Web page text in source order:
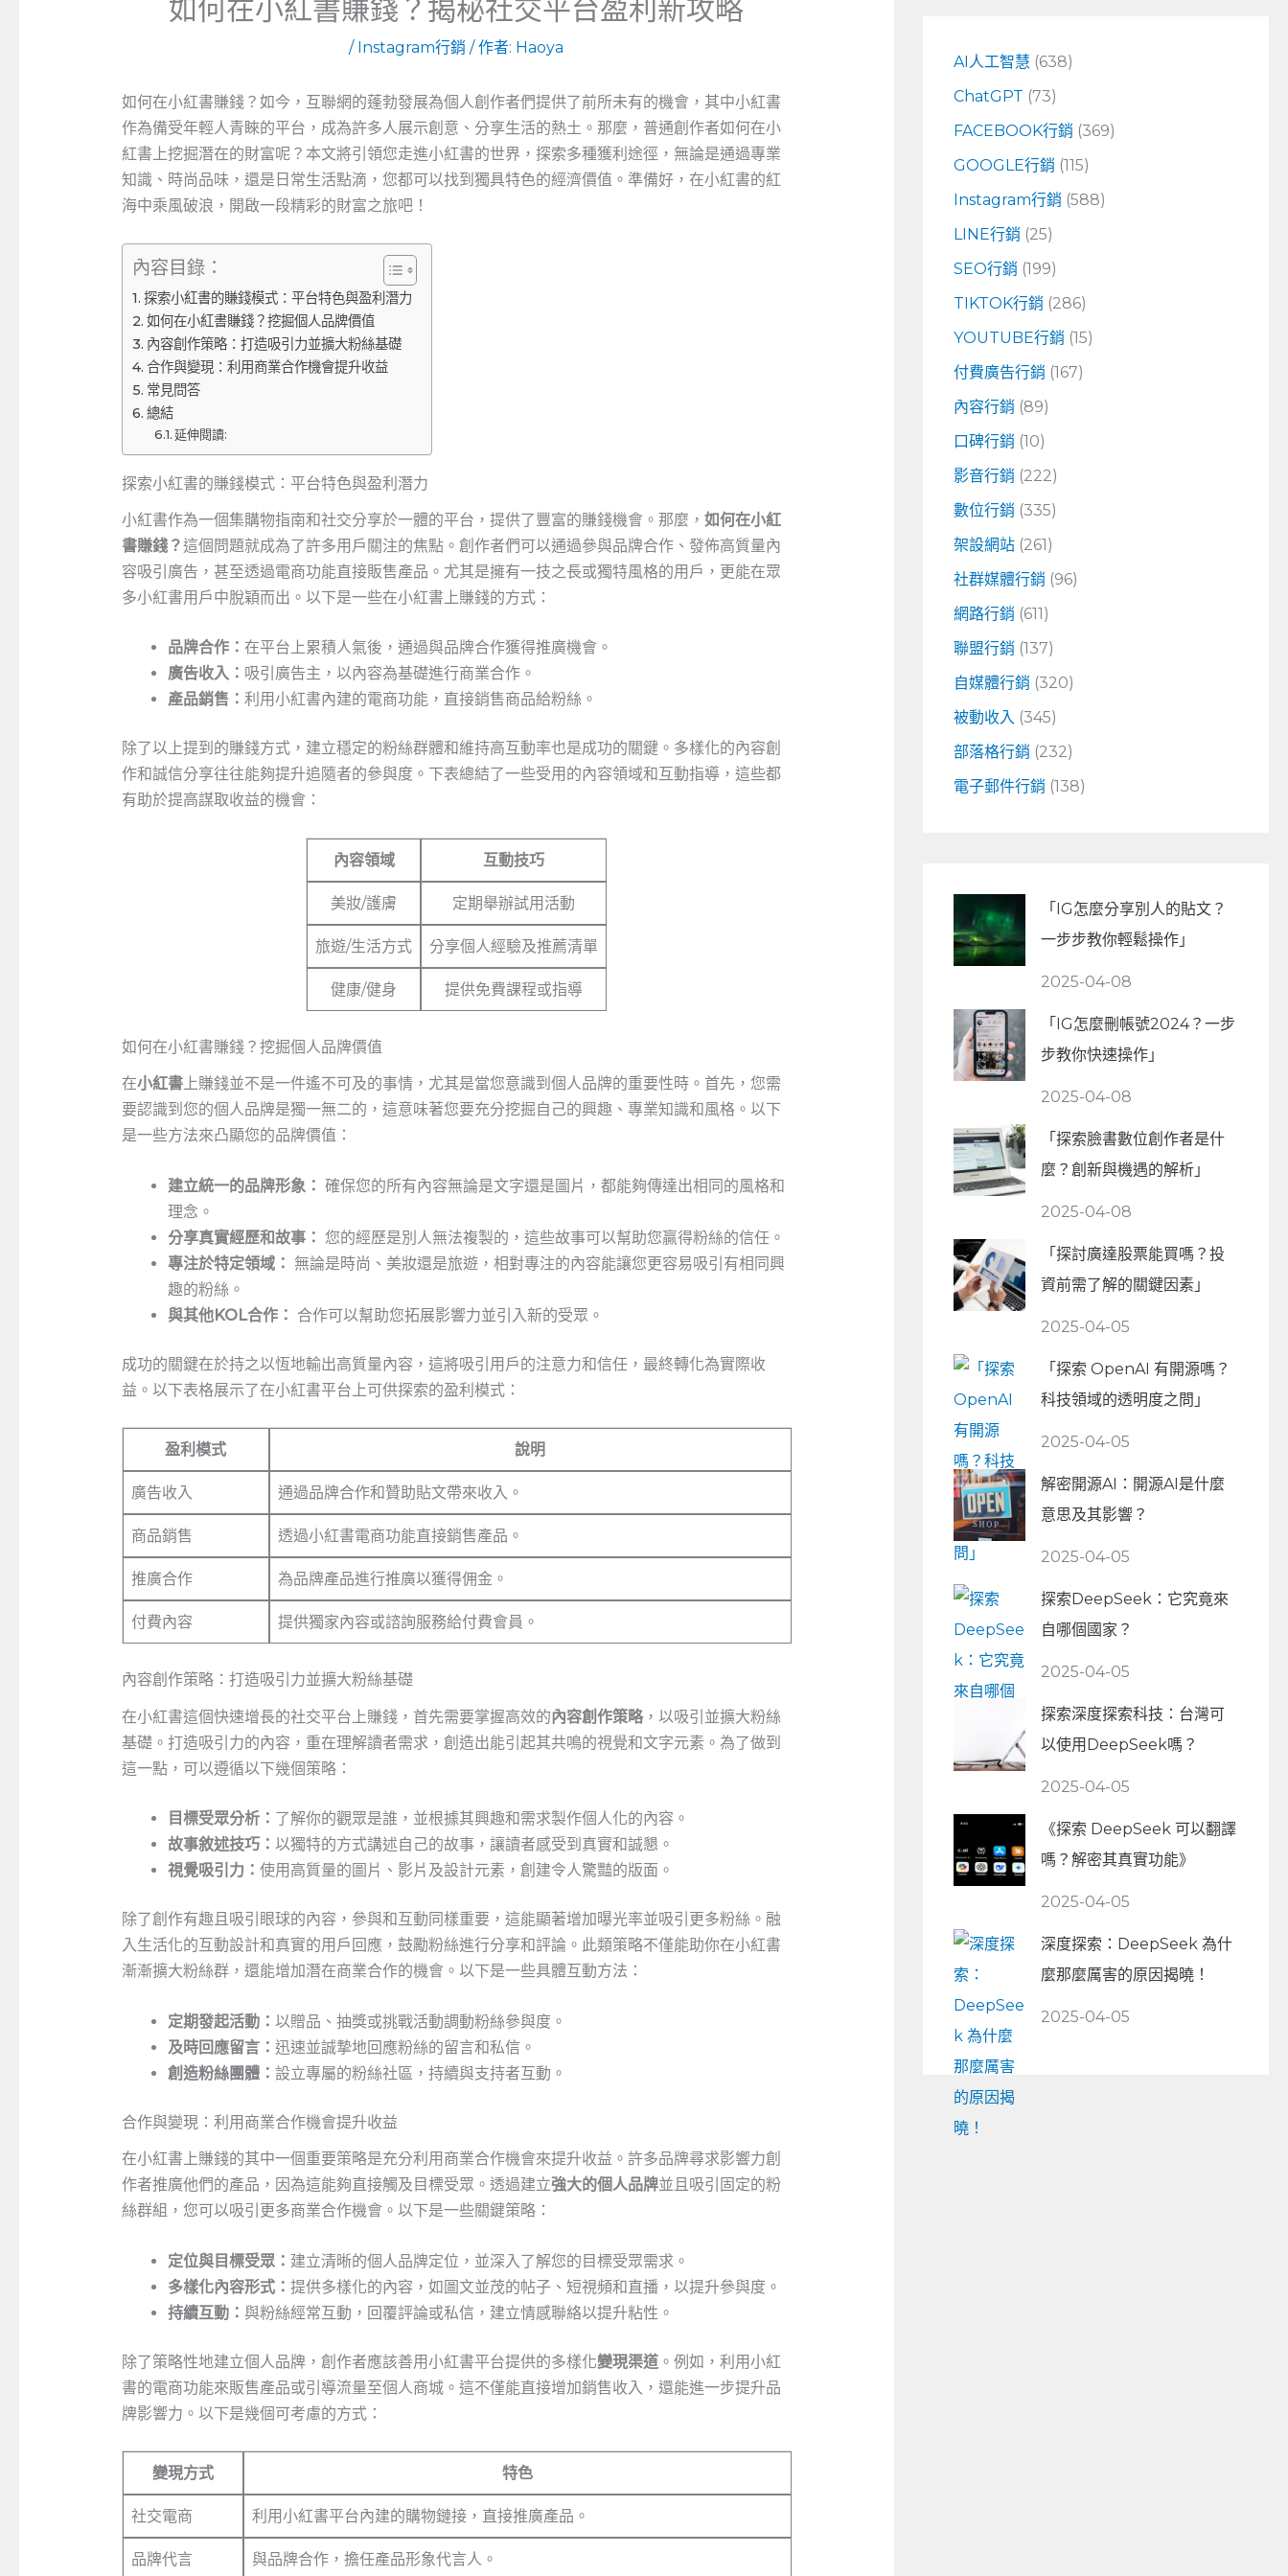
如何在小紅書賺錢？揭秘社交平台盈利新攻略
/ Instagram行銷 / 作者: Haoya
如何在小紅書賺錢？如今，互聯網的蓬勃發展為個人創作者們提供了前所未有的機會，其中小紅書
作為備受年輕人青睞的平台，成為許多人展示創意、分享生活的熱土。那麼，普通創作者如何在小
紅書上挖掘潛在的財富呢？本文將引領您走進小紅書的世界，探索多種獲利途徑，無論是通過專業
知識、時尚品味，還是日常生活點滴，您都可以找到獨具特色的經濟價值。準備好，在小紅書的紅
海中乘風破浪，開啟一段精彩的財富之旅吧！
內容目錄：
探索小紅書的賺錢模式：平台特色與盈利潛力
如何在小紅書賺錢？挖掘個人品牌價值
內容創作策略：打造吸引力並擴大粉絲基礎
合作與變現：利用商業合作機會提升收益
常見問答
總結
延伸閱讀:
探索小紅書的賺錢模式：平台特色與盈利潛力
小紅書作為一個集購物指南和社交分享於一體的平台，提供了豐富的賺錢機會。那麼， 如何在小紅
書賺錢？這個問題就成為了許多用戶關注的焦點。創作者們可以通過參與品牌合作、發佈高質量內
容吸引廣告，甚至透過電商功能直接販售產品。尤其是擁有一技之長或獨特風格的用戶，更能在眾
多小紅書用戶中脫穎而出。以下是一些在小紅書上賺錢的方式：
品牌合作： 在平台上累積人氣後，通過與品牌合作獲得推廣機會。
廣告收入： 吸引廣告主，以內容為基礎進行商業合作。
產品銷售： 利用小紅書內建的電商功能，直接銷售商品給粉絲。
除了以上提到的賺錢方式，建立穩定的粉絲群體和維持高互動率也是成功的關鍵。多樣化的內容創
作和誠信分享往往能夠提升追隨者的參與度。下表總結了一些受用的內容領域和互動指導，這些都
有助於提高謀取收益的機會：
內容領域 互動技巧
美妝/護膚 定期舉辦試用活動
旅遊/生活方式 分享個人經驗及推薦清單
健康/健身 提供免費課程或指導
如何在小紅書賺錢？挖掘個人品牌價值
在小紅書上賺錢並不是一件遙不可及的事情，尤其是當您意識到個人品牌的重要性時。首先，您需
要認識到您的個人品牌是獨一無二的，這意味著您要充分挖掘自己的興趣、專業知識和風格。以下
是一些方法來凸顯您的品牌價值：
建立統一的品牌形象： 確保您的所有內容無論是文字還是圖片，都能夠傳達出相同的風格和
理念。
分享真實經歷和故事： 您的經歷是別人無法複製的，這些故事可以幫助您贏得粉絲的信任。
專注於特定領域： 無論是時尚、美妝還是旅遊，相對專注的內容能讓您更容易吸引有相同興
趣的粉絲。
與其他KOL合作： 合作可以幫助您拓展影響力並引入新的受眾。
成功的關鍵在於持之以恆地輸出高質量內容，這將吸引用戶的注意力和信任，最終轉化為實際收
益。以下表格展示了在小紅書平台上可供探索的盈利模式：
盈利模式 說明
廣告收入 通過品牌合作和贊助貼文帶來收入。
商品銷售 透過小紅書電商功能直接銷售產品。
推廣合作 為品牌產品進行推廣以獲得佣金。
付費內容 提供獨家內容或諮詢服務給付費會員。
內容創作策略：打造吸引力並擴大粉絲基礎
在小紅書這個快速增長的社交平台上賺錢，首先需要掌握高效的內容創作策略，以吸引並擴大粉絲
基礎。打造吸引力的內容，重在理解讀者需求，創造出能引起其共鳴的視覺和文字元素。為了做到
這一點，可以遵循以下幾個策略：
目標受眾分析： 了解你的觀眾是誰，並根據其興趣和需求製作個人化的內容。
故事敘述技巧： 以獨特的方式講述自己的故事，讓讀者感受到真實和誠懇。
視覺吸引力： 使用高質量的圖片、影片及設計元素，創建令人驚豔的版面。
除了創作有趣且吸引眼球的內容，參與和互動同樣重要，這能顯著增加曝光率並吸引更多粉絲。融
入生活化的互動設計和真實的用戶回應，鼓勵粉絲進行分享和評論。此類策略不僅能助你在小紅書
漸漸擴大粉絲群，還能增加潛在商業合作的機會。以下是一些具體互動方法：
定期發起活動： 以贈品、抽獎或挑戰活動調動粉絲參與度。
及時回應留言： 迅速並誠摯地回應粉絲的留言和私信。
創造粉絲團體： 設立專屬的粉絲社區，持續與支持者互動。
合作與變現：利用商業合作機會提升收益
在小紅書上賺錢的其中一個重要策略是充分利用商業合作機會來提升收益。許多品牌尋求影響力創
作者推廣他們的產品，因為這能夠直接觸及目標受眾。透過建立強大的個人品牌並且吸引固定的粉
絲群組，您可以吸引更多商業合作機會。以下是一些關鍵策略：
定位與目標受眾： 建立清晰的個人品牌定位，並深入了解您的目標受眾需求。
多樣化內容形式： 提供多樣化的內容，如圖文並茂的帖子、短視頻和直播，以提升參與度。
持續互動： 與粉絲經常互動，回覆評論或私信，建立情感聯絡以提升粘性。
除了策略性地建立個人品牌，創作者應該善用小紅書平台提供的多樣化變現渠道。例如，利用小紅
書的電商功能來販售產品或引導流量至個人商城。這不僅能直接增加銷售收入，還能進一步提升品
牌影響力。以下是幾個可考慮的方式：
變現方式 特色
社交電商 利用小紅書平台內建的購物鏈接，直接推廣產品。
品牌代言 與品牌合作，擔任產品形象代言人。
字
:
AI人工智慧 (638)
ChatGPT (73)
FACEBOOK行銷 (369)
GOOGLE行銷 (115)
Instagram行銷 (588)
LINE行銷 (25)
SEO行銷 (199)
TIKTOK行銷 (286)
YOUTUBE行銷 (15)
付費廣告行銷 (167)
內容行銷 (89)
口碑行銷 (10)
影音行銷 (222)
數位行銷 (335)
架設網站(261)
社群媒體行銷 (96)
網路行銷 (611)
聯盟行銷 (137)
自媒體行銷 (320)
被動收入 (345)
部落格行銷 (232)
電子郵件行銷 (138)
「IG怎麼分享別人的貼文？
一步步教你輕鬆操作」
2025-04-08
「IG怎麼刪帳號2024？一步
步教你快速操作」
2025-04-08
「探索臉書數位創作者是什
麼？創新與機遇的解析」
2025-04-08
「探討廣達股票能買嗎？投
資前需了解的關鍵因素」
2025-04-05
「探索 OpenAI 有開源嗎？
科技領域的透明度之問」
2025-04-05
解密開源AI：開源AI是什麼
意思及其影響？
2025-04-05
探索DeepSeek：它究竟來
自哪個國家？
2025-04-05
探索深度探索科技：台灣可
以使用DeepSeek嗎？
2025-04-05
《探索 DeepSeek 可以翻譯
嗎？解密其真實功能》
2025-04-05
深度探索：DeepSeek 為什
麼那麼厲害的原因揭曉！
2025-04-05